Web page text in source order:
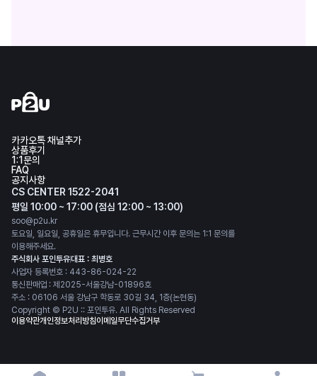
카카오톡 채널추가
상품후기
1:1문의
FAQ
공지사항
CS CENTER 1522-2041
평일 10:00 ~ 17:00 (점심 12:00 ~ 13:00)
soo@p2u.kr
토요일, 일요일, 공휴일은 휴무입니다. 근무시간 이후 문의는 1:1 문의를
이용해주세요.
주식회사 포인투유대표 : 최병호
사업자 등록번호 : 443-86-024-22
통신판매업 : 제2025-서울강남-01896호
주소 : 06106 서울 강남구 학동로 30길 34, 1층(논현동)
Copyright © P2U :: 포인투유. All Rights Reserved
이용약관개인정보처리방침이메일무단수집거부